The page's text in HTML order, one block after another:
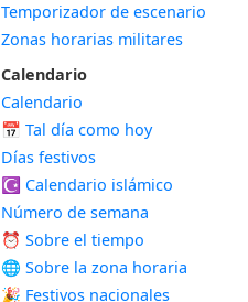
Temporizador de escenario
Zonas horarias militares
Calendario
Calendario
📅 Tal día como hoy
Días festivos
☪️ Calendario islámico
Número de semana
⏰ Sobre el tiempo
🌐 Sobre la zona horaria
🎉 Festivos nacionales